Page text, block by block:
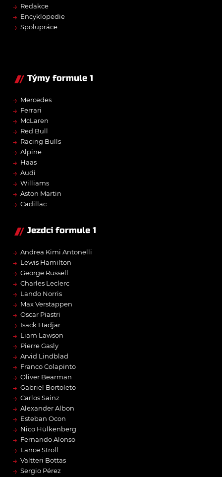
→ Redakce
→ Encyklopedie
→ Spolupráce
Týmy formule 1
→ Mercedes
→ Ferrari
→ McLaren
→ Red Bull
→ Racing Bulls
→ Alpine
→ Haas
→ Audi
→ Williams
→ Aston Martin
→ Cadillac
Jezdci formule 1
→ Andrea Kimi Antonelli
→ Lewis Hamilton
→ George Russell
→ Charles Leclerc
→ Lando Norris
→ Max Verstappen
→ Oscar Piastri
→ Isack Hadjar
→ Liam Lawson
→ Pierre Gasly
→ Arvid Lindblad
→ Franco Colapinto
→ Oliver Bearman
→ Gabriel Bortoleto
→ Carlos Sainz
→ Alexander Albon
→ Esteban Ocon
→ Nico Hülkenberg
→ Fernando Alonso
→ Lance Stroll
→ Valtteri Bottas
→ Sergio Pérez